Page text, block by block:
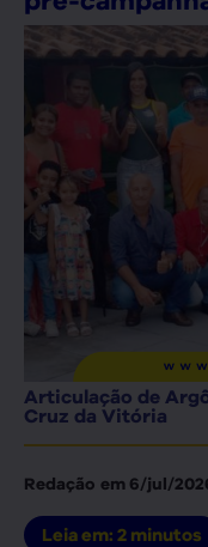
Articulação de
Cruz da Vitória
Redação em 6/jul/
Leia em: 2 minutos